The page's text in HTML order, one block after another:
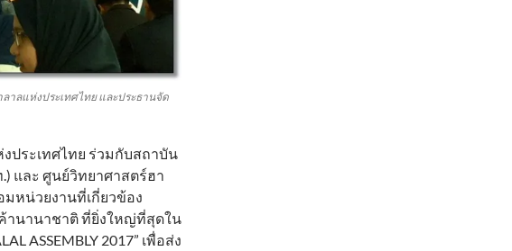
าลแห่งประเทศไทย และประธานจัด
ประเทศไทย ร่วมกับสถาบัน
และ ศูนย์วิทยาศาสตร์ฮา
หน่วยงานที่เกี่ยวข้อง
านานาชาติ ที่ยิ่งใหญ่ที่สุดใน
ASSEMBLY 2017” เพื่อส่ง